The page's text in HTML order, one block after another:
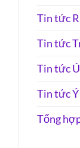
Tin tức
Tin tức
Tin tức
Tin tức Ý
Tổng